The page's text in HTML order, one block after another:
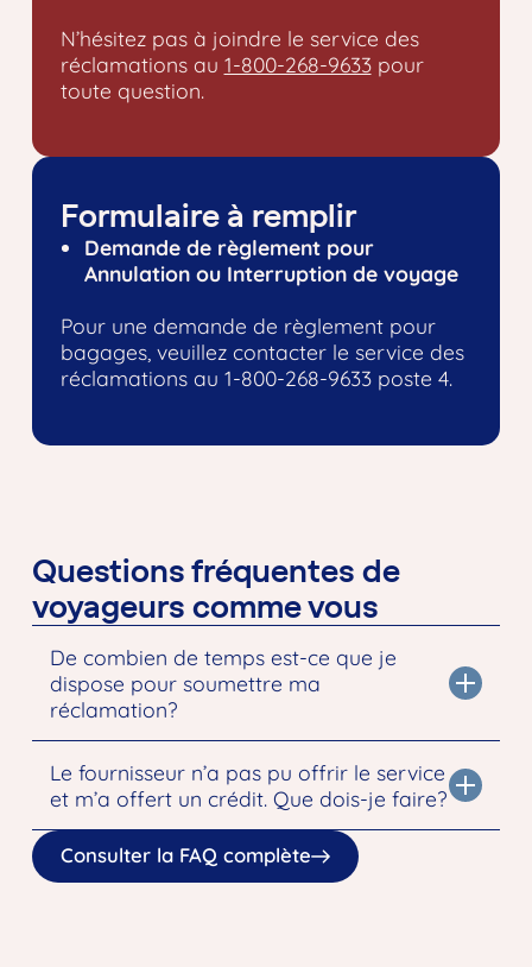
N’hésitez pas à joindre le service des
réclamations au 1-800-268-9633pour
toute question.
Formulaire à remplir
Demande de règlement pour
Annulation ou Interruption de voyage
Pour une demande de règlement pour
bagages, veuillez contacter le service des
réclamations au 1-800-268-9633 poste 4.
Questions fréquentes de
voyageurs comme vous
Consulter la FAQ complète
De combien de temps est-ce que je
dispose pour soumettre ma
réclamation?
Le fournisseur n’a pas pu offrir le service
et m’a offert un crédit. Que dois-je faire?